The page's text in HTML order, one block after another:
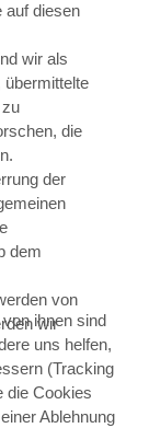
auf diesen
wir als
übermittelte
die
der
dem
von
wir
ihnen sind
uns helfen,
(Tracking
die Cookies
Ablehnung